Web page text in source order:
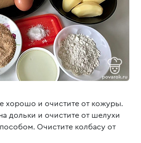
хорошо и очистите от кожуры.
дольки и очистите от шелухи
Очистите колбасу от